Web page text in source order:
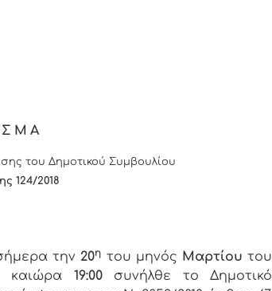
του Δημοτικού Συμβουλίου
124/2018
την 20η του μηνός Μαρτίου του
καιώρα 19:00συνήλθε το Δημοτικό